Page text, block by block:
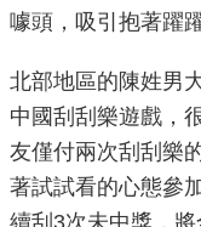
息
機
關
介
紹
噱頭，吸引抱著躍
北部地區的陳姓男
中國刮刮樂遊戲，
友僅付兩次刮刮樂
著試試看的心態參
續刮3次未中獎，